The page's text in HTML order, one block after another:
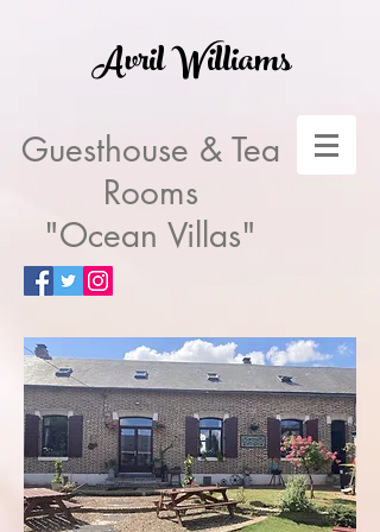
Avril Williams
Guesthouse & Tea
Rooms
"Ocean Villas"